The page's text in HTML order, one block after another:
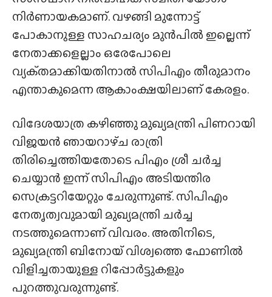
നിർണായകമാണ്. വഴങ്ങി മുന്നോട്ട്
പോകാനുള്ള സാഹചര്യം മുൻപിൽ ഇല്ലെന്ന്
നേതാക്കളെല്ലാം ഒരേപോലെ
വ്യക്‌തമാക്കിയതിനാൽ സിപിഎം തീരുമാനം
എന്താകുമെന്ന ആകാംക്ഷയിലാണ് കേരളം.
വിദേശയാത്ര കഴിഞ്ഞു മുഖ്യമന്ത്രി പിണറായി
വിജയൻ ഞായറാഴ്‌ച രാത്രി
തിരിച്ചെത്തിയതോടെ പിഎം ശ്രീ ചർച്ച
ചെയ്യാൻ ഇന്ന് സിപിഎം അടിയന്തിര
സെക്രട്ടറിയേറ്റും ചേരുന്നുണ്ട്. സിപിഎം
നേതൃത്വവുമായി മുഖ്യമന്ത്രി ചർച്ച
നടത്തുമെന്നാണ് വിവരം. അതിനിടെ,
മുഖ്യമന്ത്രി ബിനോയ് വിശ്വത്തെ ഫോണിൽ
വിളിച്ചതായുള്ള റിപ്പോർട്ടുകളും
പുറത്തുവരുന്നുണ്ട്.